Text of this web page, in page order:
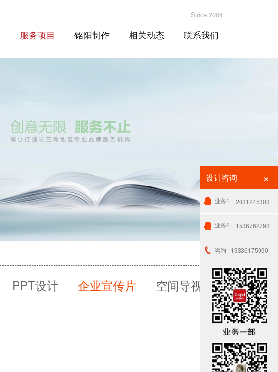
Since 2004
服务项目 铭阳制作 相关动态 联系我们
PPT设计 企业宣传片
空间导视
设计咨询 ×
业务1 2031245303
业务2 1536762793
咨询 13336175090